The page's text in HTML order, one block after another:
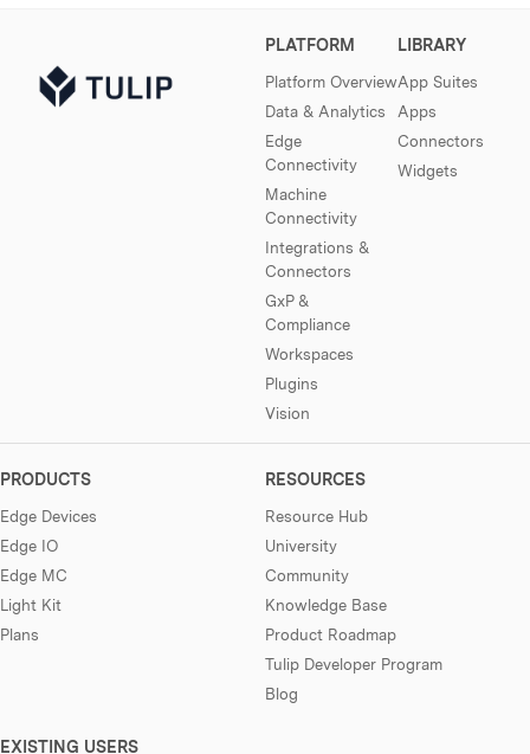
PLATFORM
Platform Overview
Data & Analytics
Edge
Connectivity
Machine
Connectivity
Integrations &
Connectors
GxP &
Compliance
Workspaces
Plugins
Vision
LIBRARY
App Suites
Apps
Connectors
Widgets
PRODUCTS
Edge Devices
Edge IO
Edge MC
Light Kit
Plans
RESOURCES
Resource Hub
University
Community
Knowledge Base
Product Roadmap
Tulip Developer Program
Blog
EXISTING USERS